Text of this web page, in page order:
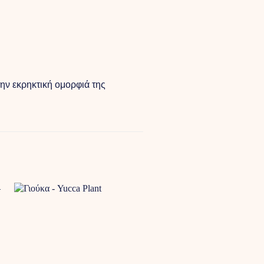
εκρηκτική ομορφιά της